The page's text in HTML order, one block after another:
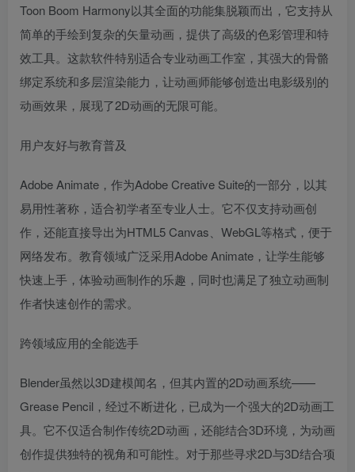
Toon Boom Harmony以其全面的功能集脱颖而出，它支持从
简单的手绘到复杂的矢量动画，提供了高级的色彩管理和特
效工具。这款软件特别适合专业动画工作室，其强大的骨骼
绑定系统和多层渲染能力，让动画师能够创造出电影级别的
动画效果，展现了2D动画的无限可能。
用户友好与教育普及
Adobe Animate，作为Adobe Creative Suite的一部分，以其
易用性著称，适合初学者至专业人士。它不仅支持动画创
作，还能直接导出为HTML5 Canvas、WebGL等格式，便于
网络发布。教育领域广泛采用Adobe Animate，让学生能够
快速上手，体验动画制作的乐趣，同时也满足了独立动画制
作者快速创作的需求。
跨领域应用的全能选手
Blender虽然以3D建模闻名，但其内置的2D动画系统——
Grease Pencil，经过不断进化，已成为一个强大的2D动画工
具。它不仅适合制作传统2D动画，还能结合3D环境，为动画
创作提供独特的视角和可能性。对于那些寻求2D与3D结合项